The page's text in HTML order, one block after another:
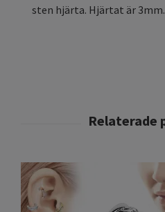
sten hjärta. Hjärtat är 3mm.